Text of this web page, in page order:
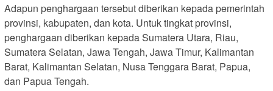
Adapun penghargaan tersebut diberikan kepada pemerintah
provinsi, kabupaten, dan kota. Untuk tingkat provinsi,
penghargaan diberikan kepada Sumatera Utara, Riau,
Sumatera Selatan, Jawa Tengah, Jawa Timur, Kalimantan
Barat, Kalimantan Selatan, Nusa Tenggara Barat, Papua,
dan Papua Tengah.